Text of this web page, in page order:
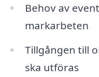
Behov av
markarbeten
Tillgången till
ska utföras